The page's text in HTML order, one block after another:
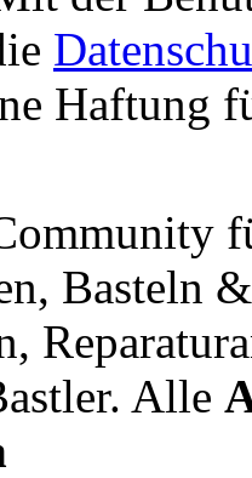
Haftung
Basteln
Alle